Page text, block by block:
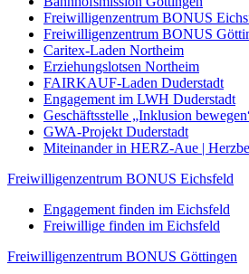
Freiwilligenzentrum BONUS
Freiwilligenzentrum BONUS
Caritex-Laden Northeim
Erziehungslotsen Northeim
FAIRKAUF-Laden Duderstadt
Engagement im LWH Duderstadt
Geschäftsstelle „Inklusion
GWA-Projekt Duderstadt
Miteinander in HERZ-Aue |
Freiwilligenzentrum BONUS Eichsfeld
Engagement finden im Eichsfeld
Freiwillige finden im Eichsfeld
Freiwilligenzentrum BONUS Göttingen